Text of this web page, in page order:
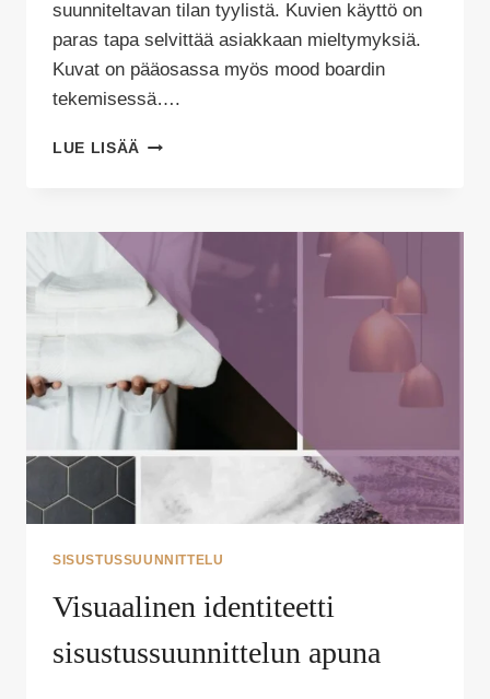
suunniteltavan tilan tyylistä. Kuvien käyttö on
paras tapa selvittää asiakkaan mieltymyksiä.
Kuvat on pääosassa myös mood boardin
tekemisessä….
LUE LISÄÄ TYÖKALUINA
MATERIAL
SISUSTUSSUUNNITTELU
Visuaalinen identiteetti
sisustussuunnittelun apuna